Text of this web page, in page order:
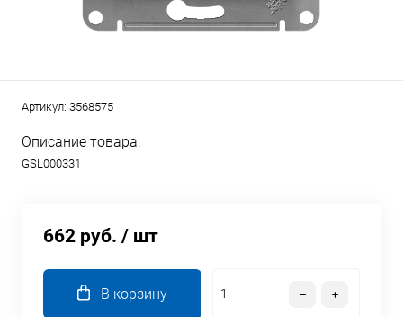
Артикул: 3568575
Описание товара:
GSL000331
662 руб. / шт
В корзину